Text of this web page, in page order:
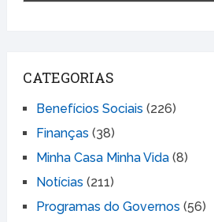
CATEGORIAS
Benefícios Sociais (226)
Finanças (38)
Minha Casa Minha Vida(8)
Notícias (211)
Programas do Governos (56)